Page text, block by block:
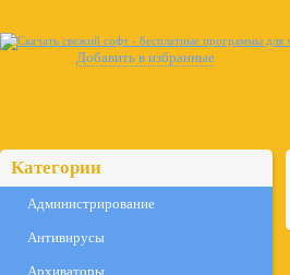
Добавить в избранные
Категории
Администрирование
Антивирусы
Архиваторы